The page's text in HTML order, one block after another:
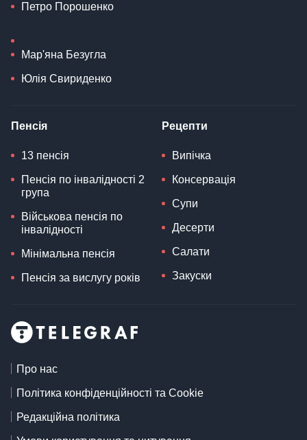
Петро Порошенко
Мар'яна Безугла
Юлія Свириденко
Пенсія
13 пенсія
Пенсія по інвалідності 2
група
Військова пенсія по
інвалідності
Мінімальна пенсія
Пенсія за вислугу років
Рецепти
Випічка
Консервація
Супи
Десерти
Салати
Закуски
Про нас
Політика конфіденційності та Cookie
Редакційна політика